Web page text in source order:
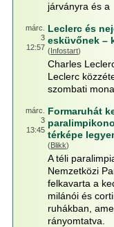
járványra és a
márc.
3
12:57
Leclerc és
esküvőnek –
(Infostart)
Charles
Leclerc
szombati
márc.
3
13:45
Formaruhát
térképe
(Blikk)
A téli
Nemzetközi
felkavarta a
milánói és
ruhákban,
rányomtatva.